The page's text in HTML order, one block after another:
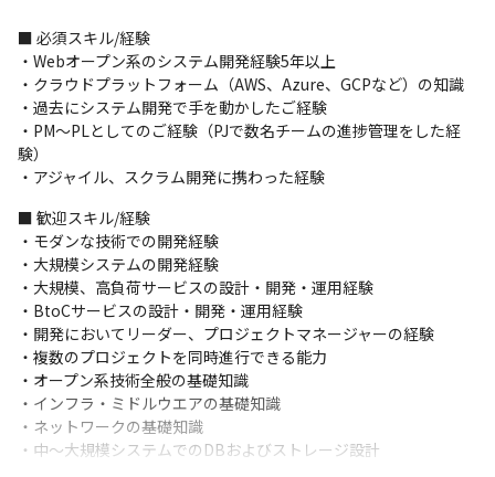
内製に導くことがミッションです。
■ 必須スキル/経験
・Webオープン系のシステム開発経験5年以上
・クラウドプラットフォーム（AWS、Azure、GCPなど）の知識
・過去にシステム開発で手を動かしたご経験
・PM～PLとしてのご経験（PJで数名チームの進捗管理をした経
験）
・アジャイル、スクラム開発に携わった経験
■ 歓迎スキル/経験
・モダンな技術での開発経験
・大規模システムの開発経験
・大規模、高負荷サービスの設計・開発・運用経験
・BtoCサービスの設計・開発・運用経験
・開発においてリーダー、プロジェクトマネージャーの経験
・複数のプロジェクトを同時進行できる能力
・オープン系技術全般の基礎知識
・インフラ・ミドルウエアの基礎知識
・ネットワークの基礎知識
・中～大規模システムでのDBおよびストレージ設計